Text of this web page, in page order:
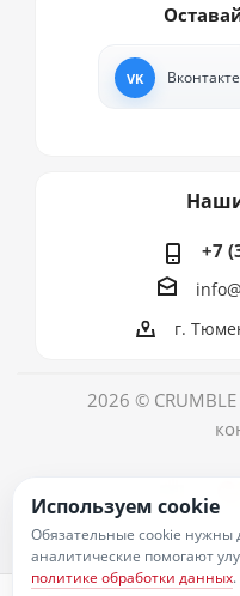
Вконтакте
+7
г.
2026 ©
Используем cookie
Обязательные cookie нужны
аналитические помогают
политике обработки данных.